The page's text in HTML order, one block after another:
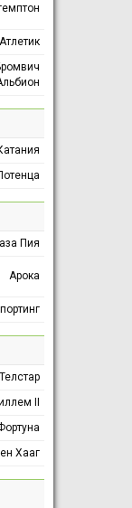
Пия
Арока
Телстар
II
Хааг